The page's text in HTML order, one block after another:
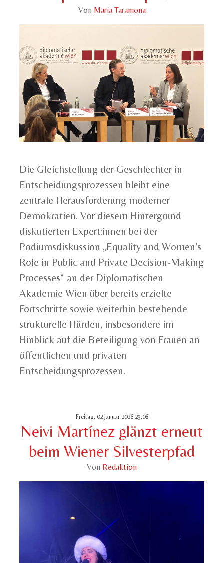
Von Maria Taramona
Die Gleichstellung der Geschlechter in
Entscheidungsprozessen bleibt eine
zentrale Herausforderung moderner
Demokratien. Vor diesem Hintergrund
diskutierten Expert:innen bei der
Podiumsdiskussion „Equality and Women’s
Role in Public and Private Decision-Making
Processes“ an der Diplomatischen
Akademie Wien über bereits erzielte
Fortschritte sowie weiterhin bestehende
strukturelle Hürden, insbesondere im
Hinblick auf die Beteiligung von Frauen an
öffentlichen und privaten
Entscheidungsprozessen.
Freitag, 02 Januar 2026 23:06
Neivi Martínez glänzt erneut
beim Wiener Silvesterpfad
Von Redaktion